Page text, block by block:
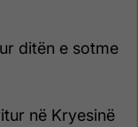
ditën e sotme
në Kryesinë